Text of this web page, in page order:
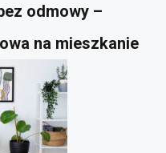
odmowy –
na mieszkanie